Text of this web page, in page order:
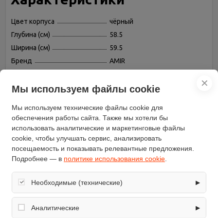
Цвет корпуса
чёрный
Глубина (см)
58.5
Ширина (см)
59.5
Бренд
AMIR
Таймер
есть
Гриль
есть, электрический
Часы
электронные
Объём (л)
52
Размораживание
есть
Вертел
нет
Дверца духовки
✕
Мы используем файлы cookie
Мы используем технические файлы cookie для
обеспечения работы сайта. Также мы хотели бы
использовать аналитические и маркетинговые файлы
cookie, чтобы улучшать сервис, анализировать
посещаемость и показывать релевантные предложения.
Подробнее — в политике использования cookie
Необходимые (технические) ▶
Обеспечивают корректную работу сайта: оформление
заказа, корзина, вход в личный кабинет. Без них основные
Аналитические ▶